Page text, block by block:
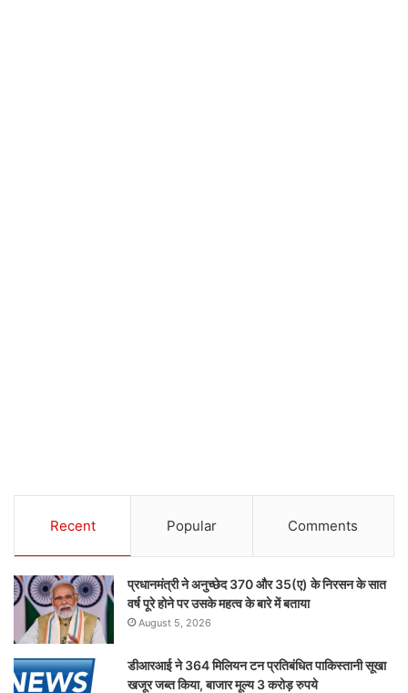
Recent Popular Comments
प्रधानमंत्री ने अनुच्छेद 370 और 35(ए) के निरसन के सात
वर्ष पूरे होने पर उसके महत्व के बारे में बताया
August 5, 2026
डीआरआई ने 364 मिलियन टन प्रतिबंधित पाकिस्तानी सूखा
खजूर जब्त किया, बाजार मूल्य 3 करोड़ रुपये